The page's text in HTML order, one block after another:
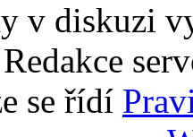
v diskuzi
se řídí